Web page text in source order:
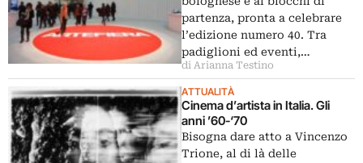
partenza, pronta a celebrare
l’edizione numero 40. Tra
padiglioni ed eventi,…
di Arianna Testino
ATTUALITÀ
Cinema d’artista in Italia. Gli
anni ’60-‘70
Bisogna dare atto a Vincenzo
Trione, al di là delle